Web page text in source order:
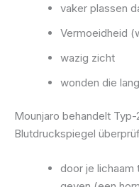
vaker plassen
Vermoeidheid
wazig zicht
wonden die
Mounjaro behandelt
Blutdruckspiegel
door je lichaam